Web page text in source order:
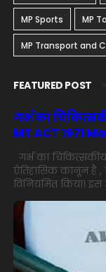
MP Sports MP
MP Transport and
FEATURED POST
गर्भ का
MT ACT 1971
गर्भ का
ऐतिहासिक कानून है
विनियमित किया। इस